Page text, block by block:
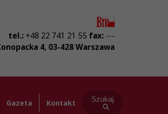
tel.: +48 22 741 21 55 fax: ---
4, 03-428Warszawa
Gazeta Kontakt Szukaj